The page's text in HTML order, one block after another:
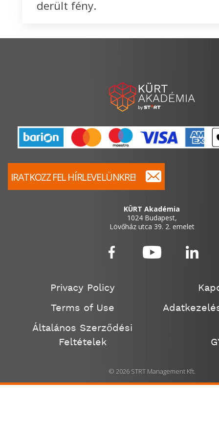
derült fény.
KÜRT Akadémia
1024 Budapest,
Lövőház utca 39. 2. emelet
IRATKOZZ FEL HÍRLEVELÜNKRE!
Privacy Policy
Terms of Use
Általános Szerződési
Feltételek
© 2026 STRT Management Kft.